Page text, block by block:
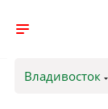
Владивосток